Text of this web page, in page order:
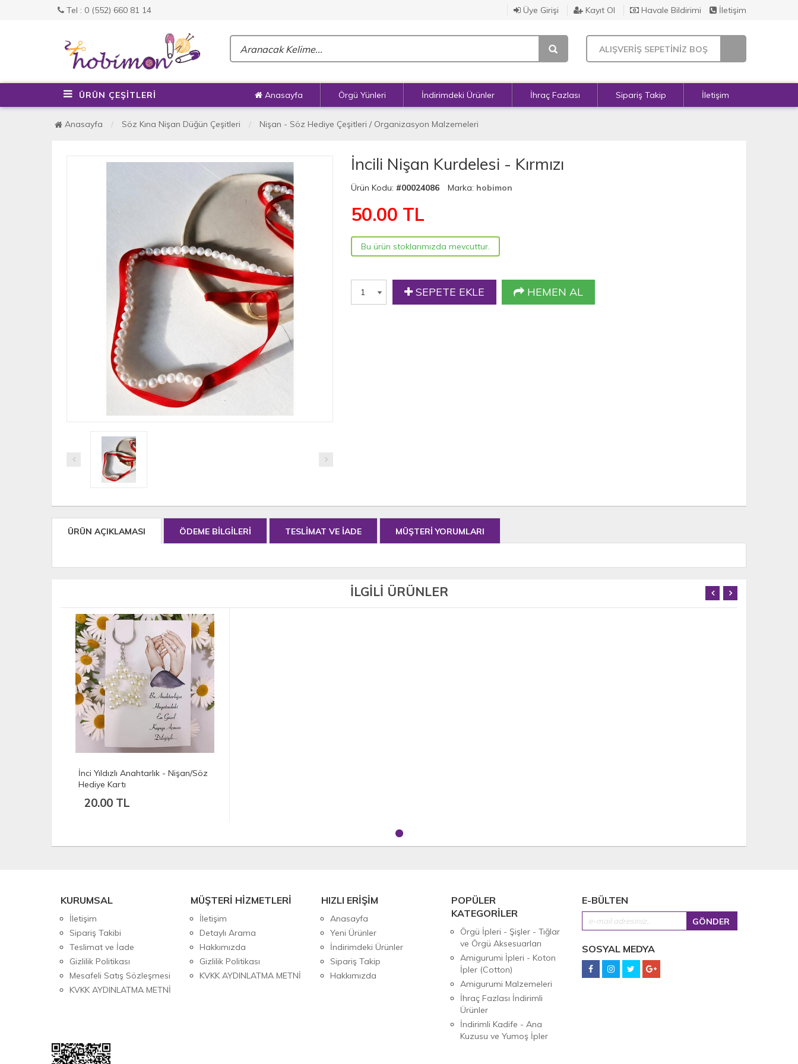
Tel : 0 (552) 660 81 14 Üye Girişi Kayıt Ol Havale Bildirimi İletişim
ALIŞVERİŞ SEPETİNİZ BOŞ
ÜRÜN ÇEŞİTLERİ Anasayfa Örgü Yünleri İndirimdeki Ürünler İhraç Fazlası Sipariş Takip İletişim
Anasayfa Söz Kına Nişan Düğün Çeşitleri Nişan - Söz Hediye Çeşitleri / Organizasyon Malzemeleri
İncili Nişan Kurdelesi - Kırmızı
Ürün Kodu: #00024086 Marka: hobimon
50.00 TL
Bu ürün stoklarımızda mevcuttur.
SEPETE EKLE HEMEN AL
ÜRÜN AÇIKLAMASI ÖDEME BİLGİLERİ TESLİMAT VE İADE MÜŞTERİ YORUMLARI
İLGİLİ ÜRÜNLER
İnci Yıldızlı Anahtarlık - Nişan/Söz
Hediye Kartı
20.00 TL
KURUMSAL
İletişim
Sipariş Takibi
Teslimat ve İade
Gizlilik Politikası
Mesafeli Satış Sözleşmesi
KVKK AYDINLATMA METNİ
MÜŞTERİ HİZMETLERİ
İletişim
Detaylı Arama
Hakkımızda
Gizlilik Politikası
KVKK AYDINLATMA METNİ
HIZLI ERİŞİM
Anasayfa
Yeni Ürünler
İndirimdeki Ürünler
Sipariş Takip
Hakkımızda
POPÜLER
KATEGORİLER
Örgü İpleri - Şişler - Tığlar
ve Örgü Aksesuarları
Amigurumi İpleri - Koton
İpler (Cotton)
Amigurumi Malzemeleri
İhraç Fazlası İndirimli
Ürünler
İndirimli Kadife - Ana
Kuzusu ve Yumoş İpler
E-BÜLTEN
SOSYAL MEDYA